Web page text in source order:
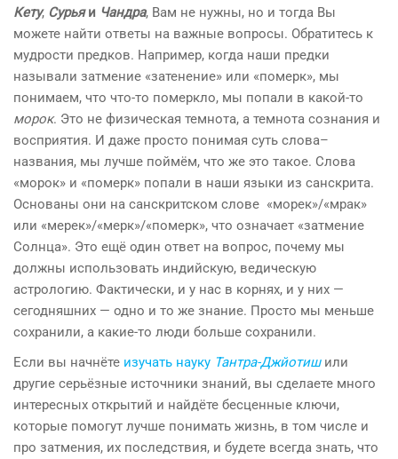
Кету, Сурьяи Чандра, Вам не нужны, но и тогда Вы
можете найти ответы на важные вопросы. Обратитесь к
мудрости предков. Например, когда наши предки
называли затмение «затенение» или «померк», мы
понимаем, что что-то померкло, мы попали в какой-то
морок. Это не физическая темнота, а темнота сознания и
восприятия. И даже просто понимая суть слова–
названия, мы лучше поймём, что же это такое. Слова
«морок» и «померк» попали в наши языки из санскрита.
Основаны они на санскритском слове «морек»/«мрак»
или «мерек»/«мерк»/«померк», что означает «затмение
Солнца». Это ещё один ответ на вопрос, почему мы
должны использовать индийскую, ведическую
астрологию. Фактически, и у нас в корнях, и у них —
сегодняшних — одно и то же знание. Просто мы меньше
сохранили, а какие-то люди больше сохранили.
Если вы начнёте изучать науку Тантра-Джйотишили
другие серьёзные источники знаний, вы сделаете много
интересных открытий и найдёте бесценные ключи,
которые помогут лучше понимать жизнь, в том числе и
про затмения, их последствия, и будете всегда знать, что